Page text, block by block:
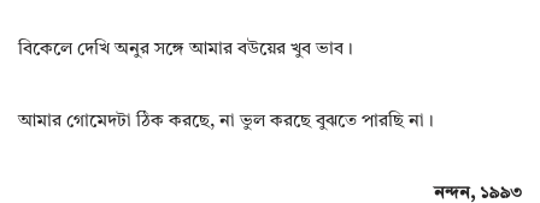
বিকেলে দেখি অনুর সঙ্গে আমার বউয়ের খুব ভাব।
আমার গোমেদটা ঠিক করছে, না ভুল করছে বুঝতে পারছি না।
নন্দন, ১৯৯৩